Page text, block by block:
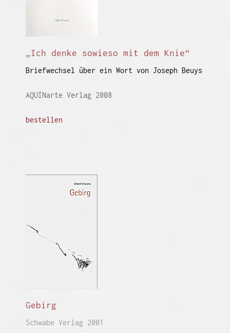
„Ich denke sowieso mit dem Knie“
Briefwechsel über ein Wort von Joseph Beuys
AQUINarte Verlag 2008
bestellen
Gebirg
Schwabe Verlag 2001